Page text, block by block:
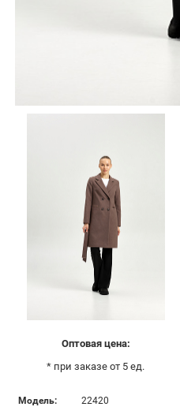
Оптовая цена:
* при заказе от 5 ед.
Модель:
22420